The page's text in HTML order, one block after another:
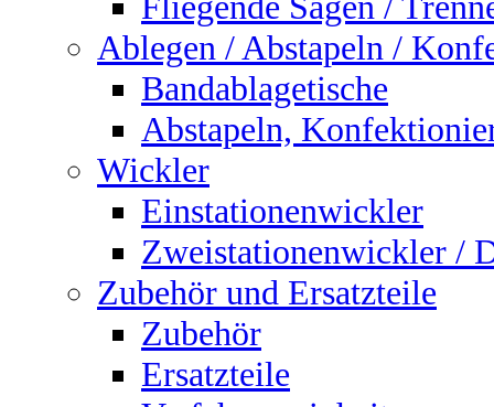
Ablegen / Abstapeln /
Bandablagetische
Abstapeln,
Wickler
Einstationenwickler
Zweistationenwickler /
Zubehör und Ersatzteile
Zubehör
Ersatzteile